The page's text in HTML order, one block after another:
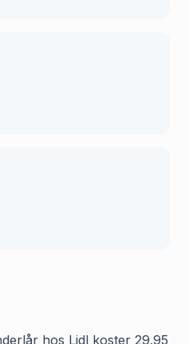
hos Lidl koster 29.95